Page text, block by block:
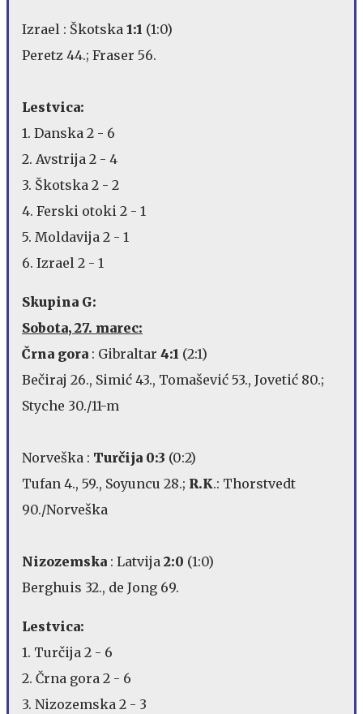
Izrael : Škotska 1:1 (1:0)
Peretz 44.; Fraser 56.
Lestvica:
1. Danska 2 - 6
2. Avstrija 2 - 4
3. Škotska 2 - 2
4. Ferski otoki 2 - 1
5. Moldavija 2 - 1
6. Izrael 2 - 1
Skupina G:
Sobota, 27. marec:
Črna gora : Gibraltar 4:1 (2:1)
Bečiraj 26., Simić 43., Tomašević 53., Jovetić 80.;
Styche 30./11-m
Norveška : Turčija 0:3 (0:2)
Tufan 4., 59., Soyuncu 28.; R.K.: Thorstvedt
90./Norveška
Nizozemska : Latvija 2:0 (1:0)
Berghuis 32., de Jong 69.
Lestvica:
1. Turčija 2 - 6
2. Črna gora 2 - 6
3. Nizozemska 2 - 3